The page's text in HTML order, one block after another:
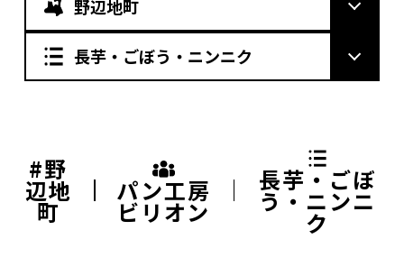
野辺地町
長芋・ごぼう・ニンニク
#野
辺地
町
パン工房
ビリオン
長芋・ごぼ
う・ニンニ
ク